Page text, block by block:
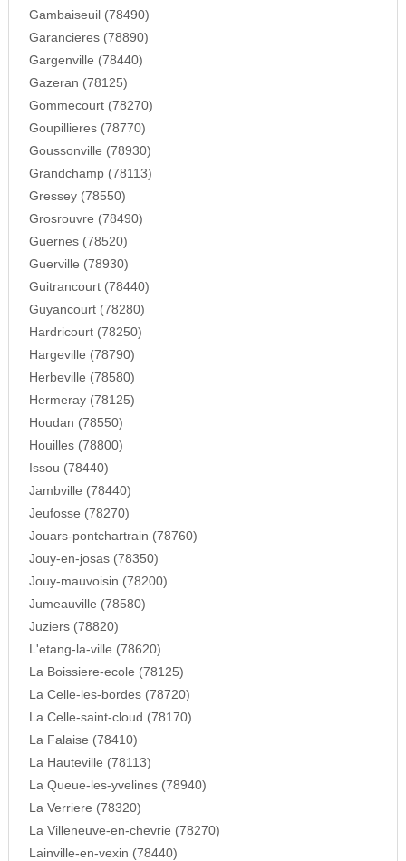
Gambaiseuil (78490)
Garancieres (78890)
Gargenville (78440)
Gazeran (78125)
Gommecourt (78270)
Goupillieres (78770)
Goussonville (78930)
Grandchamp (78113)
Gressey (78550)
Grosrouvre (78490)
Guernes (78520)
Guerville (78930)
Guitrancourt (78440)
Guyancourt (78280)
Hardricourt (78250)
Hargeville (78790)
Herbeville (78580)
Hermeray (78125)
Houdan (78550)
Houilles (78800)
Issou (78440)
Jambville (78440)
Jeufosse (78270)
Jouars-pontchartrain (78760)
Jouy-en-josas (78350)
Jouy-mauvoisin (78200)
Jumeauville (78580)
Juziers (78820)
L'etang-la-ville (78620)
La Boissiere-ecole (78125)
La Celle-les-bordes (78720)
La Celle-saint-cloud (78170)
La Falaise (78410)
La Hauteville (78113)
La Queue-les-yvelines (78940)
La Verriere (78320)
La Villeneuve-en-chevrie (78270)
Lainville-en-vexin (78440)